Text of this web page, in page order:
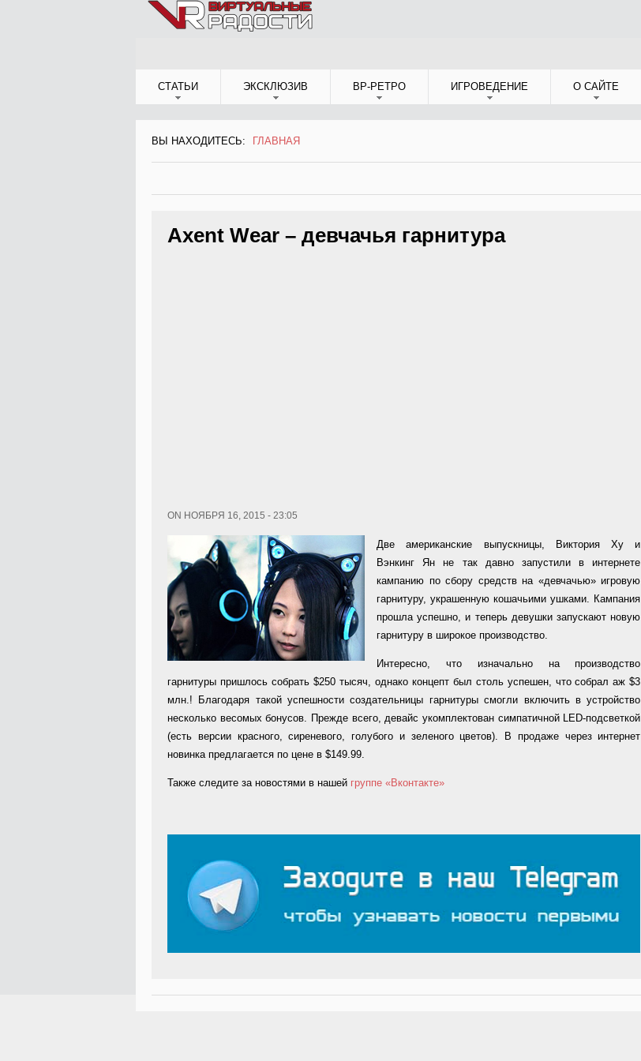
СТАТЬИ ЭКСКЛЮЗИВ ВР-РЕТРО ИГРОВЕДЕНИЕ О САЙТЕ
ВЫ НАХОДИТЕСЬ:
ВЫ НАХОДИТЕСЬ
ГЛАВНАЯ
Axent Wear – девчачья гарнитура
ON НОЯБРЯ 16, 2015 - 23:05
Две американские выпускницы, Виктория Ху и
Вэнкинг Ян не так давно запустили в интернете
кампанию по сбору средств на «девчачью» игровую
гарнитуру, украшенную кошачьими ушками. Кампания
прошла успешно, и теперь девушки запускают новую
гарнитуру в широкое производство.
Интересно, что изначально на производство
гарнитуры пришлось собрать $250 тысяч, однако концепт был столь успешен, что собрал аж $3
млн.! Благодаря такой успешности создательницы гарнитуры смогли включить в устройство
несколько весомых бонусов. Прежде всего, девайс укомплектован симпатичной LED-подсветкой
(есть версии красного, сиреневого, голубого и зеленого цветов). В продаже через интернет
новинка предлагается по цене в $149.99.
Также следите за новостями в нашей группе «Вконтакте»